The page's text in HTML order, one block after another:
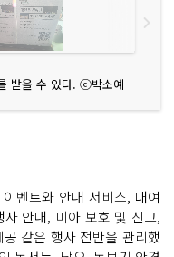
받을 수 있다. ⓒ박소예
벤트와 안내 서비스, 대여
안내, 미아 보호 및 신고,
같은 행사 전반을 관리했